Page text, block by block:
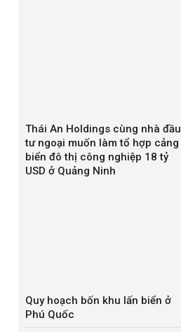
Thái An Holdings cùng nhà đầu
tư ngoại muốn làm tổ hợp cảng
biển đô thị công nghiệp 18 tỷ
USD ở Quảng Ninh
Quy hoạch bốn khu lấn biển ở
Phú Quốc